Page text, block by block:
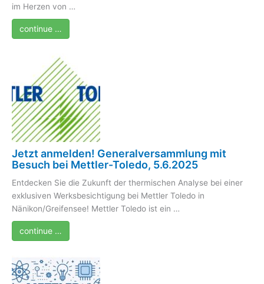
im Herzen von …
continue …
Jetzt anmelden! Generalversammlung mit
Besuch bei Mettler-Toledo, 5.6.2025
Entdecken Sie die Zukunft der thermischen Analyse bei einer
exklusiven Werksbesichtigung bei Mettler Toledo in
Nänikon/Greifensee! Mettler Toledo ist ein …
continue …